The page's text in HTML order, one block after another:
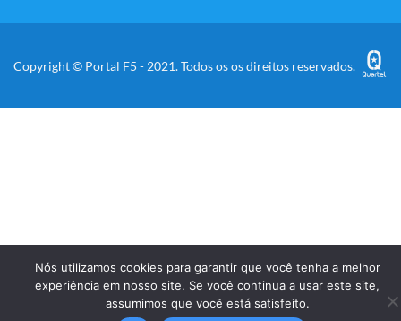
Copyright © Portal F5 - 2021. Todos os os direitos reservados.
Nós utilizamos cookies para garantir que você tenha a melhor
experiência em nosso site. Se você continua a usar este site,
assumimos que você está satisfeito.